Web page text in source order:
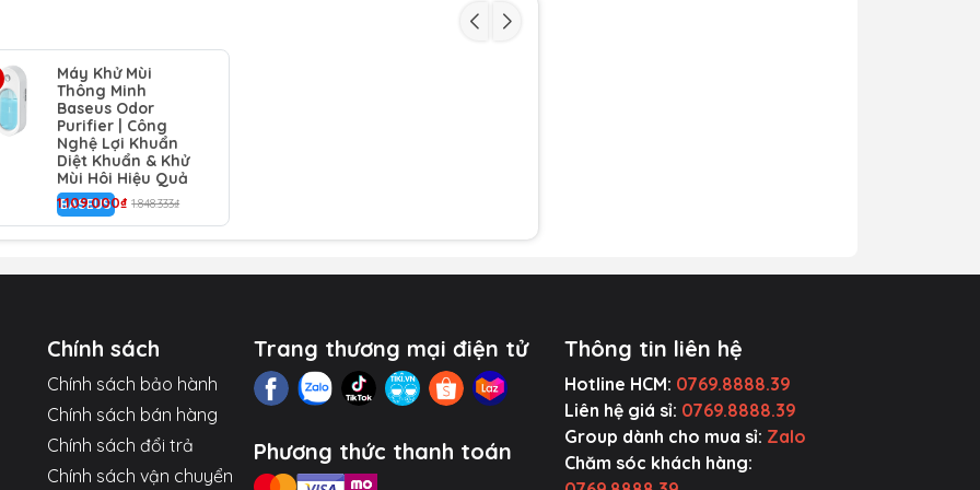
giá đỡ (dọc hoặc ngang) để xem video, lướt web,
hảo với các dòng iP (từ 12 trở lên) và các ốp có từ tính.
làm điện thoại bị cộm, dễ dàng đút túi quần.
bỉ và thời trang (có màu Đen/Xanh).
Máy Khử Mùi
Thông Minh
Baseus Odor
Purifier | Công
Nghệ Lợi Khuẩn
Diệt Khuẩn & Khử
Mùi Hôi Hiệu Quả
1.109.000₫ 1.848.333₫
BASEUS
Chính sách
Chính sách bảo hành
Chính sách bán hàng
Chính sách đổi trả
Chính sách vận chuyển
Trang thương mại điện tử
Phương thức thanh toán
Thông tin liên hệ
Hotline HCM: 0769.8888.39
Liên hệ giá sỉ: 0769.8888.39
Group dành cho mua sỉ: Zalo
Chăm sóc khách hàng: